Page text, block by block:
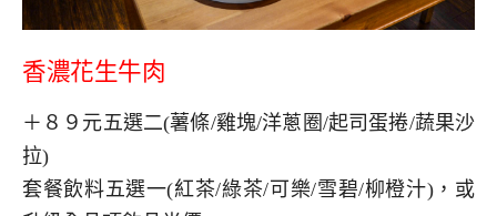
香濃花生牛肉
＋８９元五選二(薯條/雞塊/洋蔥圈/起司蛋捲/蔬果沙
拉)
套餐飲料五選一(紅茶/綠茶/可樂/雪碧/柳橙汁)，或